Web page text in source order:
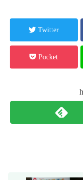
Twitter
Pocket